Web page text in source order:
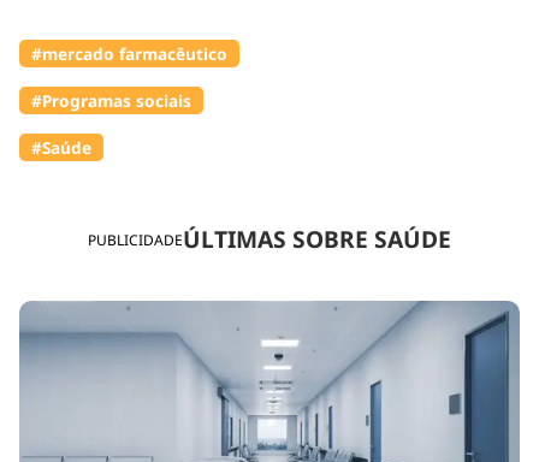
PUBLICIDADEÚLTIMAS SOBRE SAÚDE
#mercado farmacêutico
#Programas sociais
#Saúde